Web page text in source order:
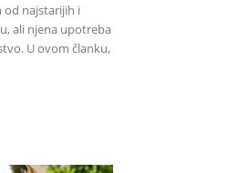
od najstarijih i
ali njena upotreba
U ovom članku,